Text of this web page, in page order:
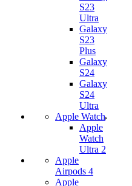
S23
Ultra
Galaxy
S23
Plus
Galaxy
S24
Galaxy
S24
Ultra
Apple Watch
Apple
Watch
Ultra 2
Apple
Airpods 4
Apple